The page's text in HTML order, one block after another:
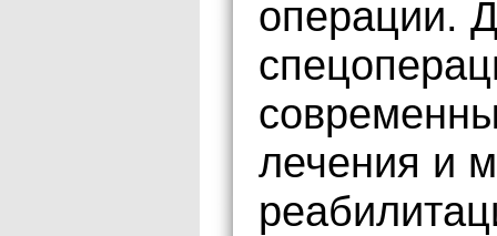
операции.
лечения и